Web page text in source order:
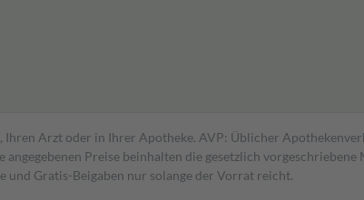
Arzt oder in Ihrer Apotheke. AVP: Üblicher
Preise beinhalten die gesetzlich vorgeschriebene
Gratis-Beigaben nur solange der Vorrat reicht.